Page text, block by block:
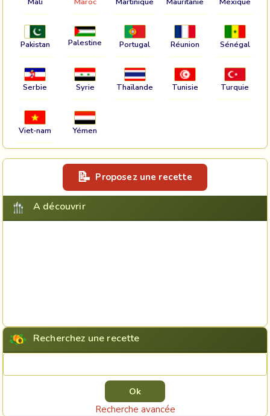
Pakistan Palestine Portugal Réunion Sénégal
Serbie Syrie Thaïlande Tunisie Turquie
Viet-nam Yémen
Proposez une recette
A découvrir
Recherchez une recette
Recherche avancée